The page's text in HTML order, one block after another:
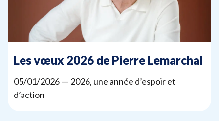
Les vœux 2026 de Pierre Lemarchal
05/01/2026 — 2026, une année d’espoir et
d’action